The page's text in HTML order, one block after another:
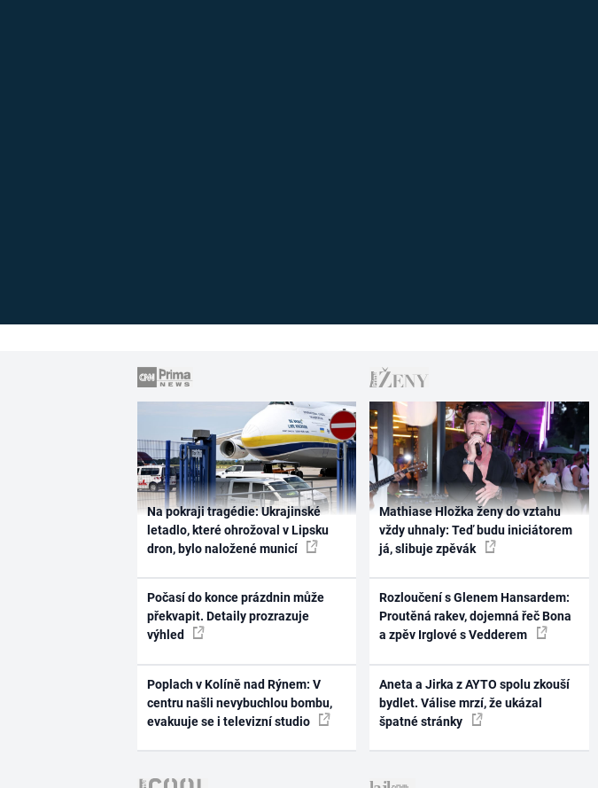
Na pokraji tragédie: Ukrajinské
letadlo, které ohrožoval v Lipsku
dron, bylo naložené municí
Počasí do konce prázdnin může
překvapit. Detaily prozrazuje
výhled
Poplach v Kolíně nad Rýnem: V
centru našli nevybuchlou bombu,
evakuuje se i televizní studio
Mathiase Hložka ženy do vztahu
vždy uhnaly: Teď budu iniciátorem
já, slibuje zpěvák
Rozloučení s Glenem Hansardem:
Proutěná rakev, dojemná řeč Bona
a zpěv Irglové s Vedderem
Aneta a Jirka z AYTO spolu zkouší
bydlet. Válise mrzí, že ukázal
špatné stránky